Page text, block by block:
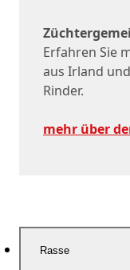
Erfahren Sie
aus Irland
Rinder.
mehr über
Rasse